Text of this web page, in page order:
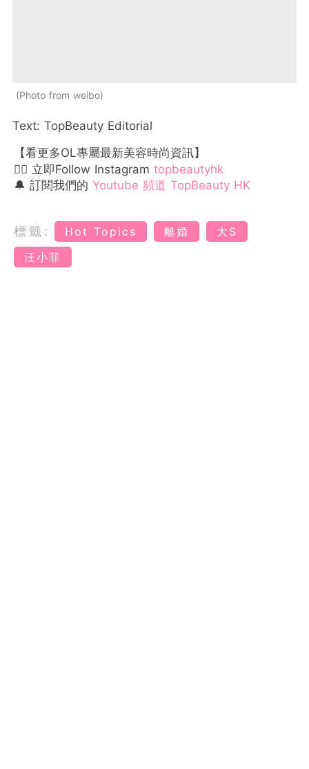
Photo from weibo
Text: TopBeauty Editorial
【看更多OL專屬最新美容時尚資訊】
👉🏻 立即Follow Instagram topbeautyhk
🔔 訂閱我們的 Youtube 頻道 TopBeauty HK
標籤: Hot Topics 離婚
大S
汪小菲